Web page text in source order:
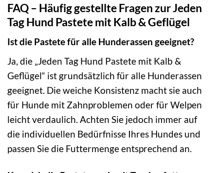
FAQ – Häufig gestellte Fragen zur Jeden
Tag Hund Pastete mit Kalb & Geflügel
Ist die Pastete für alle Hunderassen geeignet?
Ja, die „Jeden Tag Hund Pastete mit Kalb &
Geflügel“ ist grundsätzlich für alle Hunderassen
geeignet. Die weiche Konsistenz macht sie auch
für Hunde mit Zahnproblemen oder für Welpen
leicht verdaulich. Achten Sie jedoch immer auf
die individuellen Bedürfnisse Ihres Hundes und
passen Sie die Futtermenge entsprechend an.